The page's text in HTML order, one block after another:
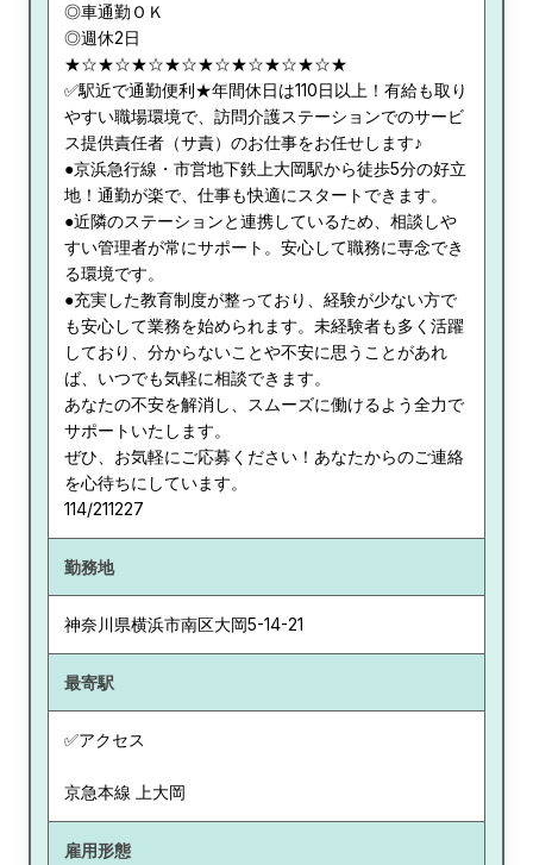
◎車通勤ＯＫ
◎週休2日
★☆★☆★☆★☆★☆★☆★☆★☆★
✅駅近で通勤便利★年間休日は110日以上！有給も取り
やすい職場環境で、訪問介護ステーションでのサービ
ス提供責任者（サ責）のお仕事をお任せします♪
●京浜急行線・市営地下鉄上大岡駅から徒歩5分の好立
地！通勤が楽で、仕事も快適にスタートできます。
●近隣のステーションと連携しているため、相談しや
すい管理者が常にサポート。安心して職務に専念でき
る環境です。
●充実した教育制度が整っており、経験が少ない方で
も安心して業務を始められます。未経験者も多く活躍
しており、分からないことや不安に思うことがあれ
ば、いつでも気軽に相談できます。
あなたの不安を解消し、スムーズに働けるよう全力で
サポートいたします。
ぜひ、お気軽にご応募ください！あなたからのご連絡
を心待ちにしています。
114/211227
勤務地
神奈川県横浜市南区大岡5-14-21
最寄駅
✅アクセス
京急本線 上大岡
雇用形態